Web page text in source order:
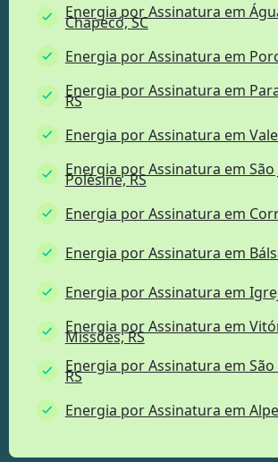
Energia por Assinatura em
Chapecó, SC
Energia por Assinatura em
Energia por Assinatura em
RS
Energia por Assinatura em Vale
Energia por Assinatura em São
Polêsine, RS
Energia por Assinatura em
Energia por Assinatura em
Energia por Assinatura em
Energia por Assinatura em
Missões, RS
Energia por Assinatura em
RS
Energia por Assinatura em